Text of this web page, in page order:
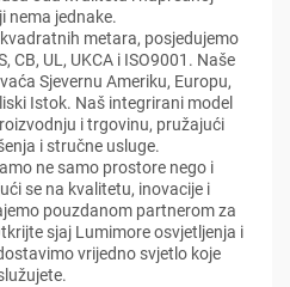
nema jednake.
metara, posjedujemo
CB, UL, UKCA i ISO9001. Naše
Sjevernu Ameriku, Europu,
Istok. Naš integrirani model
i trgovinu, pružajući
i stručne usluge.
ne samo prostore nego i
se na kvalitetu, inovacije i
pouzdanom partnerom za
sjaj Lumimore osvjetljenja i
vrijedno svjetlo koje